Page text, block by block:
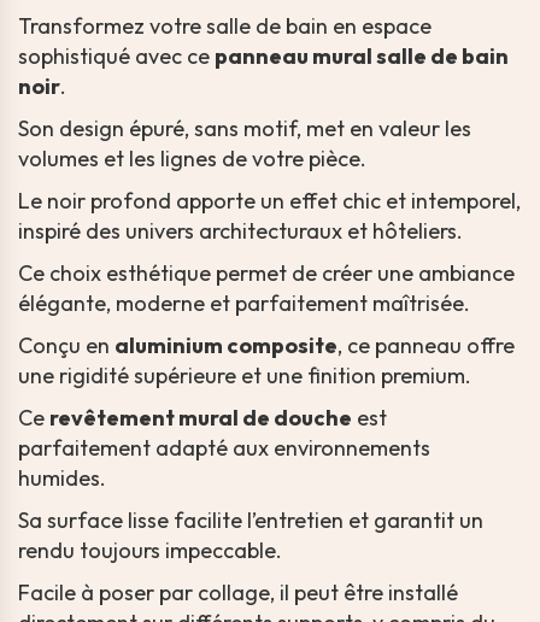
Transformez votre salle de bain en espace
sophistiqué avec ce panneau mural salle de bain
noir.
Son design épuré, sans motif, met en valeur les
volumes et les lignes de votre pièce.
Le noir profond apporte un effet chic et intemporel,
inspiré des univers architecturaux et hôteliers.
Ce choix esthétique permet de créer une ambiance
élégante, moderne et parfaitement maîtrisée.
Conçu en aluminium composite, ce panneau offre
une rigidité supérieure et une finition premium.
Ce revêtement mural de douche est
parfaitement adapté aux environnements
humides.
Sa surface lisse facilite l’entretien et garantit un
rendu toujours impeccable.
Facile à poser par collage, il peut être installé